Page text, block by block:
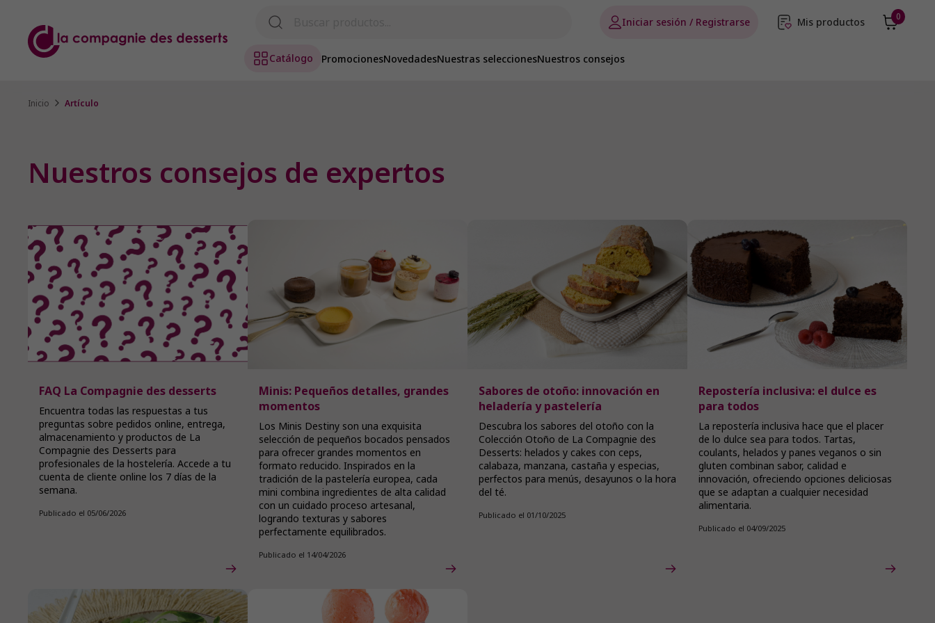
Iniciar sesión / Registrarse 0
Mis productos
Catálogo PromocionesNovedadesNuestras seleccionesNuestros consejos
Inicio Artículo
Nuestros consejos de expertos
FAQ La Compagnie des desserts
Encuentra todas las respuestas a tus
preguntas sobre pedidos online, entrega,
almacenamiento y productos de La
Compagnie des Desserts para
profesionales de la hostelería. Accede a tu
cuenta de cliente online los 7 días de la
semana.
Publicado el 05/06/2026
Minis: Pequeños detalles, grandes
momentos
Los Minis Destiny son una exquisita
selección de pequeños bocados pensados
para ofrecer grandes momentos en
formato reducido. Inspirados en la
tradición de la pastelería europea, cada
mini combina ingredientes de alta calidad
con un cuidado proceso artesanal,
logrando texturas y sabores
perfectamente equilibrados.
Publicado el 14/04/2026
Sabores de otoño: innovación en
heladería y pastelería
Descubra los sabores del otoño con la
Colección Otoño de La Compagnie des
Desserts: helados y cakes con ceps,
calabaza, manzana, castaña y especias,
perfectos para menús, desayunos o la hora
del té.
Publicado el 01/10/2025
Repostería inclusiva: el dulce es
para todos
La repostería inclusiva hace que el placer
de lo dulce sea para todos. Tartas,
coulants, helados y panes veganos o sin
gluten combinan sabor, calidad e
innovación, ofreciendo opciones deliciosas
que se adaptan a cualquier necesidad
alimentaria.
Publicado el 04/09/2025